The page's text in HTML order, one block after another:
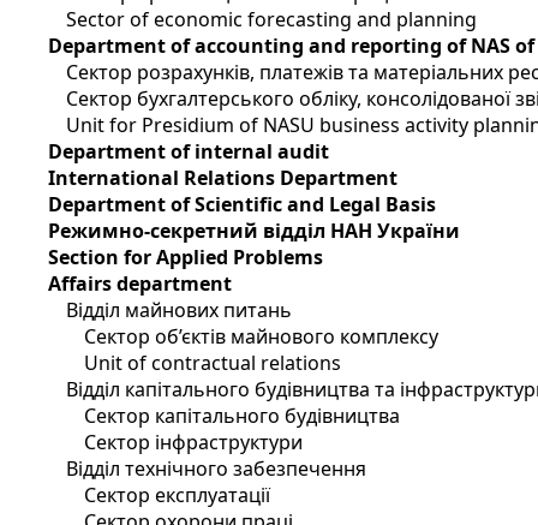
Sector of economic forecasting and planning
Department of accounting and reporting of NAS
Сектор розрахунків, платежів та матеріальних
Сектор бухгалтерського обліку, консолідованої
Unit for Presidium of NASU business activity
Department of internal audit
International Relations Department
Department of Scientific and Legal Basis
Режимно-секретний відділ НАН України
Section for Applied Problems
Affairs department
Відділ майнових питань
Сектор об’єктів майнового комплексу
Unit of contractual relations
Відділ капітального будівництва та
Сектор капітального будівництва
Сектор інфраструктури
Відділ технічного забезпечення
Сектор експлуатації